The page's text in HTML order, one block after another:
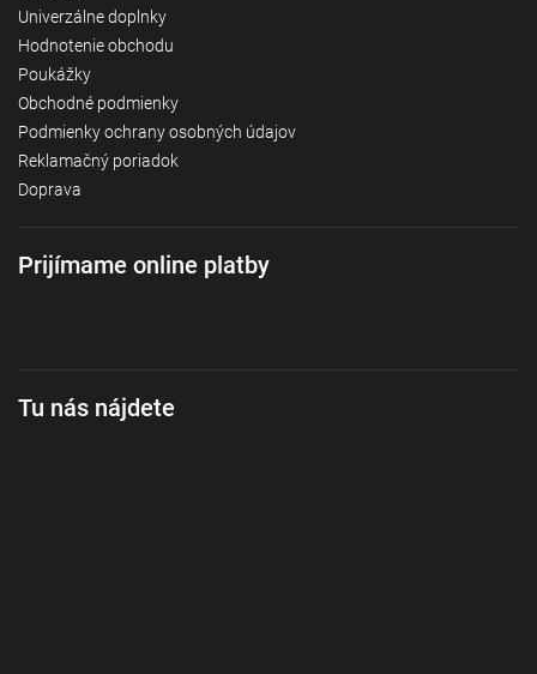
Univerzálne doplnky
Hodnotenie obchodu
Poukážky
Obchodné podmienky
Podmienky ochrany osobných údajov
Reklamačný poriadok
Doprava
Prijímame online platby
Tu nás nájdete